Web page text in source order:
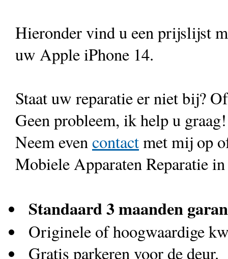
Hieronder vind u een prijslijst
uw Apple iPhone 14.
Staat uw reparatie er niet bij?
Geen probleem, ik help u graag!
Neem evencontactmet mij op
Mobiele Apparaten Reparatie
Standaard 3 maanden
Originele of hoogwaardige
Gratis parkeren voor de deur.